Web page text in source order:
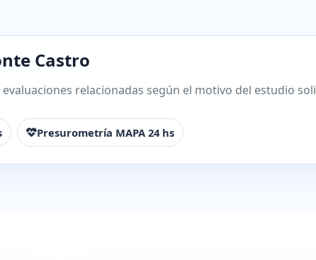
Castro
relacionadas según el motivo del estudio
Presurometría MAPA 24 hs